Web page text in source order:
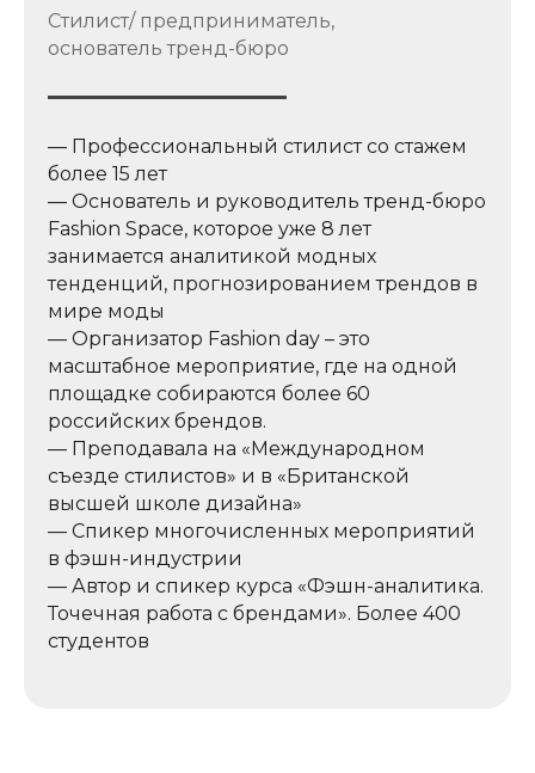
Стилист/ предприниматель,
основатель тренд-бюро
— Профессиональный стилист со стажем
более 15 лет
— Основатель и руководитель тренд-бюро
Fashion Space, которое уже 8 лет
занимается аналитикой модных
тенденций, прогнозированием трендов в
мире моды
— Организатор Fashion day – это
масштабное мероприятие, где на одной
площадке собираются более 60
российских брендов.
— Преподавала на «Международном
съезде стилистов» и в «Британской
высшей школе дизайна»
— Спикер многочисленных мероприятий
в фэшн-индустрии
— Автор и спикер курса «Фэшн-аналитика.
Точечная работа с брендами». Более 400
студентов